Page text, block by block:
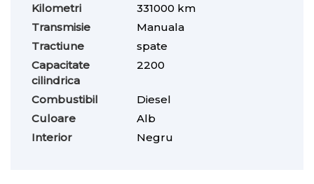
Kilometri
331000 km
Transmisie
Manuala
Tractiune
spate
Capacitate
cilindrica
2200
Combustibil
Diesel
Culoare
Alb
Interior
Negru